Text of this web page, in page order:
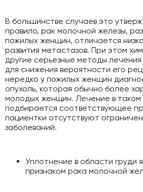
В большинстве случаев это
правило, рак молочной железы,
пожилых женщин, отличается
развития метастазов. При этом
другие серьезные методы
для снижения вероятности его
нередко у пожилых женщин
опухоль, которая обычно более
молодых женщин. Лечение в таком
подбирается соответствующее
пациентки отсутствуют
заболеваний.
Уплотнение в области груди
признаком рака молочной